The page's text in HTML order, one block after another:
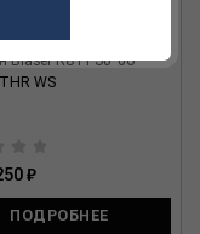
Blaser R8 Pr 30-06
WS
₽
ПОДРОБНЕЕ